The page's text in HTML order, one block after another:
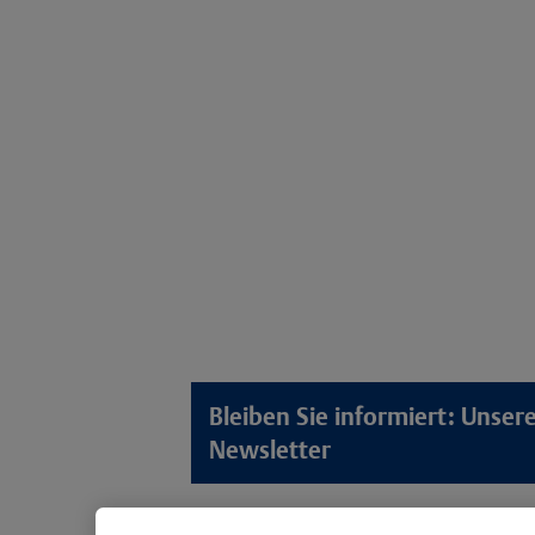
Bleiben Sie informiert:
Newsletter